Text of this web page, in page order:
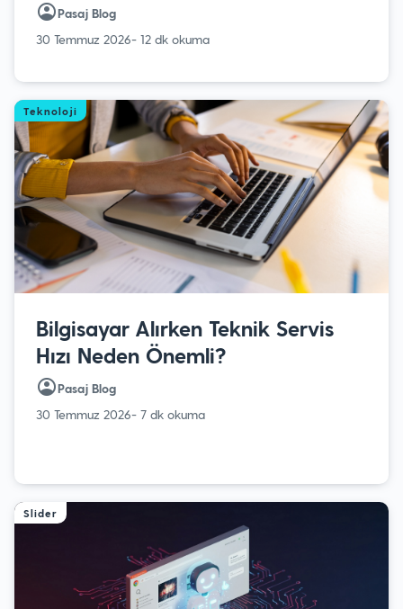
Pasaj Blog
30 Temmuz 2026- 12 dk okuma
Teknoloji
Bilgisayar Alırken Teknik Servis
Hızı Neden Önemli?
Pasaj Blog
30 Temmuz 2026- 7 dk okuma
Slider